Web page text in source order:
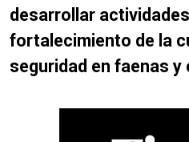
desarrollar
fortalecimiento de la
seguridad en faenas